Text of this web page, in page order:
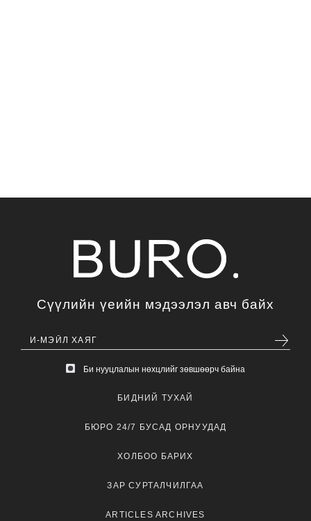
Сүүлийн үеийн мэдээлэл авч байх
Би нууцлалын нөхцлийг зөвшөөрч байна
БИДНИЙ ТУХАЙ
БЮРО 24/7 БУСАД ОРНУУДАД
ХОЛБОО БАРИХ
ЗАР СУРТАЛЧИЛГАА
ARTICLES ARCHIVES